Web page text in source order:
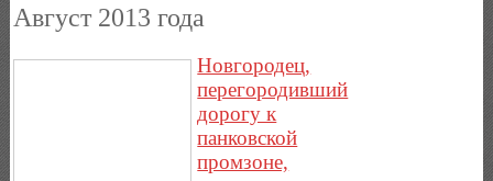
Август 2013 года
Новгородец,
перегородивший
дорогу к
панковской
промзоне,